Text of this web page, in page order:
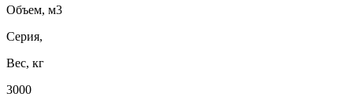
Объем, м3
Серия,
Вес, кг
3000